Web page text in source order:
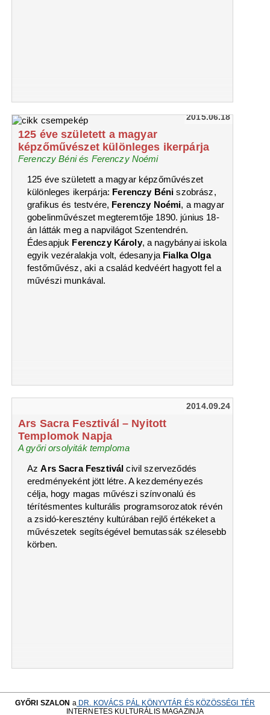
2015.06.18
125 éve született a magyar
képzőművészet különleges ikerpárja
Ferenczy Béni és Ferenczy Noémi
125 éve született a magyar képzőművészet
különleges ikerpárja: Ferenczy Béni szobrász,
grafikus és testvére, Ferenczy Noémi, a magyar
gobelinművészet megteremtője 1890. június 18-
án látták meg a napvilágot Szentendrén.
Édesapjuk Ferenczy Károly, a nagybányai iskola
egyik vezéralakja volt, édesanyja Fialka Olga
festőművész, aki a család kedvéért hagyott fel a
művészi munkával.
2014.09.24
Ars Sacra Fesztivál – Nyitott
Templomok Napja
A győri orsolyiták temploma
AzArs Sacra Fesztivál civil szerveződés
eredményeként jött létre. A kezdeményezés
célja, hogy magas művészi színvonalú és
térítésmentes kulturális programsorozatok révén
a zsidó-keresztény kultúrában rejlő értékeket a
művészetek segítségével bemutassák szélesebb
körben.
GYŐRI SZALON aDR. KOVÁCS PÁL KÖNYVTÁR ÉS KÖZÖSSÉGI TÉR
INTERNETES KULTURÁLIS MAGAZINJA